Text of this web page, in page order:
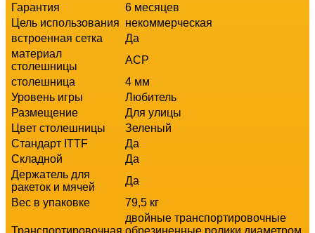
Гарантия
6 месяцев
Цель использования некоммерческая
встроенная сетка
Да
материал
столешницы
ACP
столешница
4 мм
Уровень игры
Любитель
Размещение
Для улицы
Цвет столешницы
Зеленый
Стандарт ITTF
Да
Складной
Да
Держатель для
ракеток и мячей
Да
Вес в упаковке
79,5 кг
двойные транспортировочные